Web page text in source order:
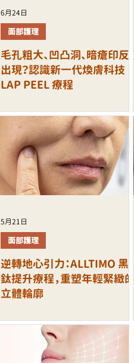
毛孔粗大、凹凸洞、暗瘡印反覆
出現？認識新一代煥膚科技
LAP PEEL 療程
面部護理
6月24日
逆轉地心引力：ALLTIMO 黑金
鈦提升療程，重塑年輕緊緻的
立體輪廓
面部護理
5月21日